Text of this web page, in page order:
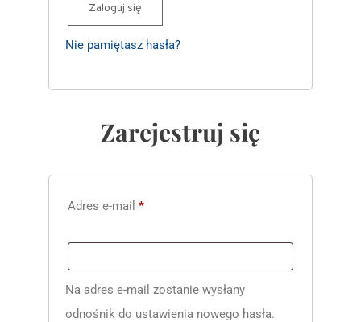
Zaloguj się
Nie pamiętasz hasła?
Zarejestruj się
Adres e-mail *
Na adres e-mail zostanie wysłany
odnośnik do ustawienia nowego hasła.